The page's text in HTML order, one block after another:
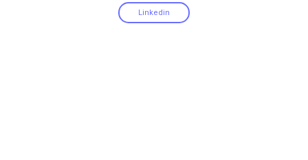
Linkedin